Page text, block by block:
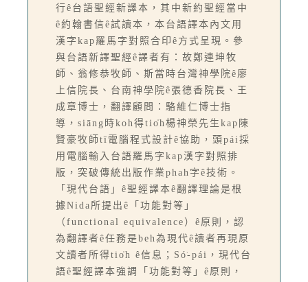
行ê台語聖經新譯本，其中新約聖經當中
ê約翰書信ê試讀本，本台語譯本內文用
漢字kap羅馬字對照合印ê方式呈現。參
與台語新譯聖經ê譯者有：故鄭連坤牧
師、翁修恭牧師、斯當時台灣神學院ê廖
上信院長、台南神學院ê張德香院長、王
成章博士，翻譯顧問：駱維仁博士指
導，siāng時koh得tio̍h楊神榮先生kap陳
賢豪牧師tī電腦程式設計ê協助，頭pái採
用電腦輸入台語羅馬字kap漢字對照排
版，突破傳統出版作業phah字ê技術。
「現代台語」ê聖經譯本ê翻譯理論是根
據Nida所提出ê「功能對等」
（functional equivalence）ê原則，認
為翻譯者ê任務是beh為現代ê讀者再現原
文讀者所得tio̍h ê信息；Só͘-pái，現代台
語ê聖經譯本強調「功能對等」ê原則，